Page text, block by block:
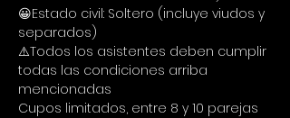
😀Estado civil: Soltero (incluye viudos y
separados)
⚠️Todos los asistentes deben cumplir
todas las condiciones arriba
mencionadas
Cupos limitados, entre 8 y 10 parejas